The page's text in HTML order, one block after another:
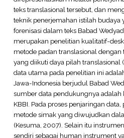
teks translasional tersebut, dan
teknik penerjemahan istilah
forenisasi dalam teks Babad
merupakan penelitian kualitatif-
metode padan translasional
yang diikuti daya pilah translasional
data utama pada penelitian ini
Jawa-Indonesia berjudul Babad
sumber data pendukungnya adalah
KBBI. Pada proses penjaringan
metode simak yang diwujudkan
(Kesuma, 2007). Selain itu
sendiri sebagai human instrument